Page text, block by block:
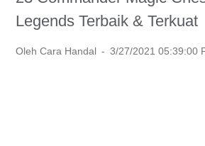
Legends Terbaik & Terkuat
Oleh Cara Handal 3/27/2021 05:39:00